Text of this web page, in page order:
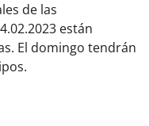
de las
están
El domingo tendrán